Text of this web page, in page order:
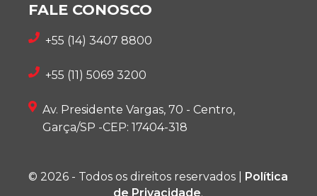
FALE CONOSCO
+55 (14) 3407 8800
+55 (11) 5069 3200
Av. Presidente Vargas, 70 - Centro,
Garça/SP -CEP: 17404-318
© 2026 - Todos os direitos reservados | Política
de Privacidade.